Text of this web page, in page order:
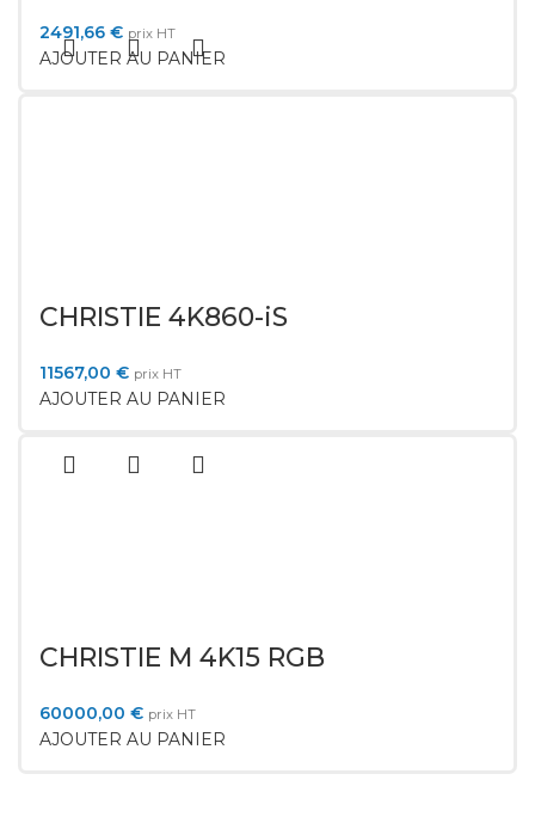
2491,66 € prix HT
AJOUTER AU PANIER
CHRISTIE 4K860-iS
11567,00 € prix HT
AJOUTER AU PANIER
CHRISTIE M 4K15 RGB
60000,00 € prix HT
AJOUTER AU PANIER